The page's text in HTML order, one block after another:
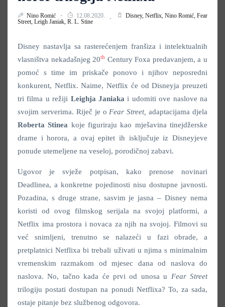
Nino Romić 12.08.2020. Disney, Netflix, Nino Romić, Fear
Street, Leigh Janiak, R. L. Stine
Disney nastavlja sa rasterećenjem franšiza i intelektualnih
vlasništva nekadašnjeg 20th Century Foxa predavanjem, a u
pomoć s time im priskače ponovo i njihov neposredni
konkurent, Netflix. Naime, Netflix će od Disneyja preuzeti
tri filma u režiji Leighja Janiaka i udomiti ove naslove na
svojim serverima. Riječ je o Fear Street, adaptacijama djela
Roberta Stinea koje figuriraju kao mješavina tinejdžerske
drame i horora, a ovaj epitet ih isključuje iz Disneyjeve
ponude utemeljene na veseloj, porodičnoj zabavi.
Ugovor je svježe potpisan, kako prenose novinari
Deadlinea, a konkretne pojedinosti nisu dostupne javnosti.
Pozadina, s druge strane, sasvim je jasna – Disney nema
koristi od ovog filmskog serijala na svojoj platformi, a
Netflix ima prostora i novaca za njih na svojoj. Filmovi su
već snimljeni, trenutno se nalazeći u fazi obrade, a
pretplatnici Netflixa bi trebali uživati u njima s minimalnim
vremenskim razmakom od mjesec dana od naslova do
naslova. No, tačno kada će prvi od unosa u Fear Street
trilogiju postati dostupan na ponudi Netflixa? To, za sada,
ostaje pitanje bez službenog odgovora.